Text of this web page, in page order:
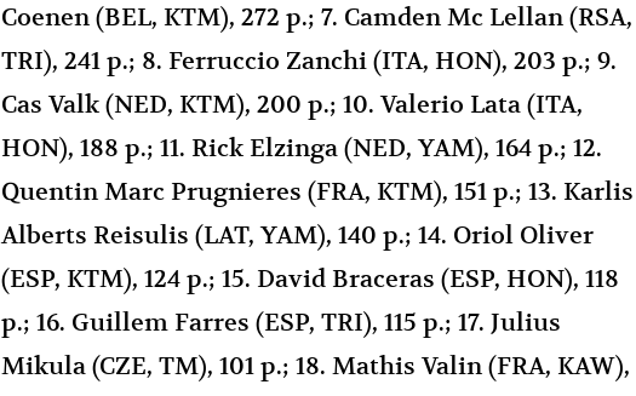
Coenen (BEL, KTM), 272 p.; 7. Camden Mc Lellan (RSA,
TRI), 241 p.; 8. Ferruccio Zanchi (ITA, HON), 203 p.; 9.
Cas Valk (NED, KTM), 200 p.; 10. Valerio Lata (ITA,
HON), 188 p.; 11. Rick Elzinga (NED, YAM), 164 p.; 12.
Quentin Marc Prugnieres (FRA, KTM), 151 p.; 13. Karlis
Alberts Reisulis (LAT, YAM), 140 p.; 14. Oriol Oliver
(ESP, KTM), 124 p.; 15. David Braceras (ESP, HON), 118
p.; 16. Guillem Farres (ESP, TRI), 115 p.; 17. Julius
Mikula (CZE, TM), 101 p.; 18. Mathis Valin (FRA, KAW),